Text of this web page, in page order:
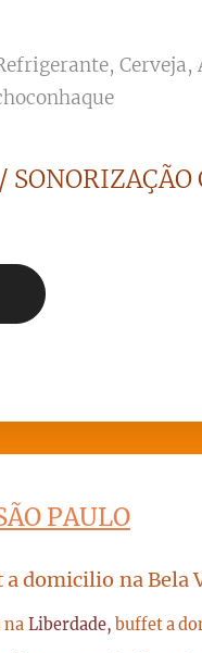
Cerveja,
PAULO
a domicilio na
na Liberdade, buffet a